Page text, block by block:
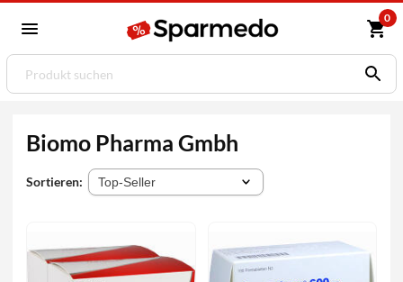
0
Biomo Pharma Gmbh
Sortieren: